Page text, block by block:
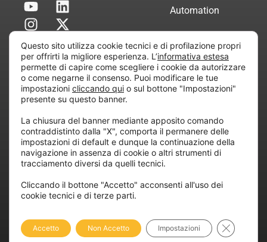
Automation
Servizi di
Consulenza
Certificata
all’attività di direzione e coordinamento di “Project
Informatica”
REA: MI – 194005, P. IVA / CF 07165600961 – All
rights reserved.
Policy
Policy
Accessibilità
Questo sito utilizza cookie tecnici e di profilazione propri
per offrirti la migliore esperienza. L’informativa estesa
permette di capire come scegliere i cookie da autorizzare
o come negarne il consenso. Puoi modificare le tue
impostazioni cliccando qui o sul bottone "Impostazioni"
presente su questo banner.
La chiusura del banner mediante apposito comando
contraddistinto dalla "X", comporta il permanere delle
impostazioni di default e dunque la continuazione della
navigazione in assenza di cookie o altri strumenti di
tracciamento diversi da quelli tecnici.
Cliccando il bottone "Accetto" acconsenti all'uso dei
cookie tecnici e di terze parti.
Accetto Non Accetto Impostazioni Close